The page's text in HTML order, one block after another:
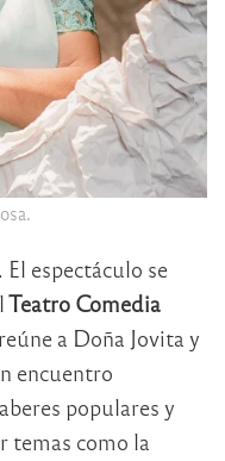
. El espectáculo se
Teatro Comedia
a Doña Jovita y
encuentro
populares y
temas como la